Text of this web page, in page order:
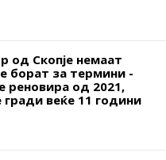
од Скопје немаат
борат за термини -
реновира од 2021,
веќе 11 години